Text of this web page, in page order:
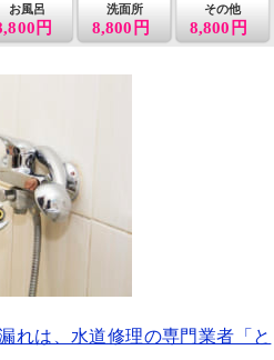
お風呂
円
洗面所
8,800円
その他
8,800円
れは、水道修理の専門業者「と